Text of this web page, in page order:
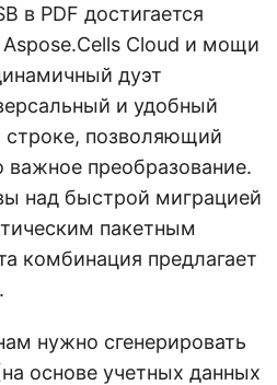
в PDF достигается
Aspose.Cells Cloud и мощи
дуэт
и удобный
строке, позволяющий
важное преобразование.
над быстрой миграцией
пакетным
комбинация предлагает
нужно сгенерировать
основе учетных данных